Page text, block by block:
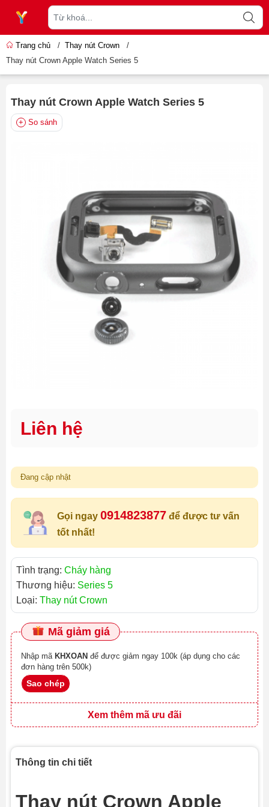
Trang chủ / Thay nút Crown
/
Thay nút Crown Apple Watch Series 5
Thay nút Crown Apple Watch Series 5
So sánh
Liên hệ
Đang cập nhật
Gọi ngay 0914823877 để được tư vấn
tốt nhất!
Tình trạng: Cháy hàng
Thương hiệu: Series 5
Loại: Thay nút Crown
Mã giảm giá
Nhập mã KHXOAN
đơn hàng trên 500k)
Sao chép
Xem thêm mã ưu đãi
Thông tin chi tiết
Thay nút Crown Apple